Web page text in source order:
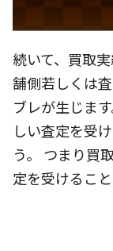
続いて、買取
舗側若しくは
ブレが生じま
しい査定を受
う。 つまり買
定を受けるこ